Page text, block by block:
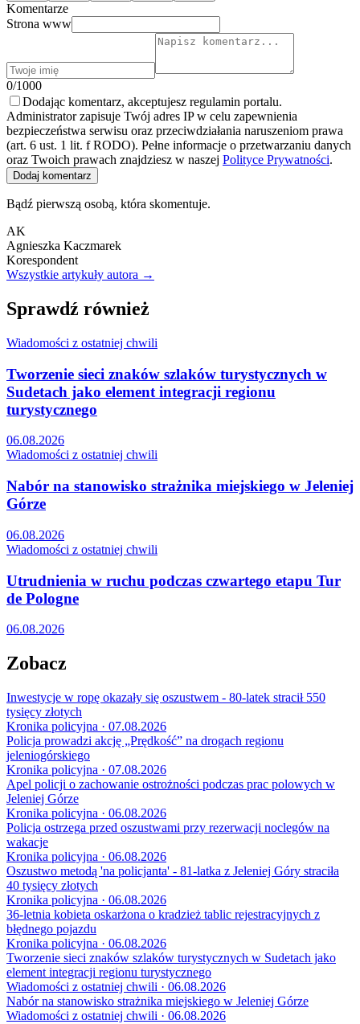
Komentarze
Strona www
0/1000
Dodając komentarz, akceptujesz regulamin portalu.
Administrator zapisuje Twój adres IP w celu zapewnienia
bezpieczeństwa serwisu oraz przeciwdziałania naruszeniom prawa
(art. 6 ust. 1 lit. f RODO). Pełne informacje o przetwarzaniu danych
oraz Twoich prawach znajdziesz w naszej Polityce Prywatności.
Dodaj komentarz
Bądź pierwszą osobą, która skomentuje.
AK
Agnieszka Kaczmarek
Korespondent
Wszystkie artykuły autora →
Sprawdź również
Wiadomości z ostatniej chwili
Tworzenie sieci znaków szlaków turystycznych w
Sudetach jako element integracji regionu
turystycznego
06.08.2026
Wiadomości z ostatniej chwili
Nabór na stanowisko strażnika miejskiego w Jeleniej
Górze
06.08.2026
Wiadomości z ostatniej chwili
Utrudnienia w ruchu podczas czwartego etapu Tur
de Pologne
06.08.2026
Zobacz
Inwestycje w ropę okazały się oszustwem - 80-latek stracił 550
tysięcy złotych
Kronika policyjna · 07.08.2026
Policja prowadzi akcję „Prędkość” na drogach regionu
jeleniogórskiego
Kronika policyjna · 07.08.2026
Apel policji o zachowanie ostrożności podczas prac polowych w
Jeleniej Górze
Kronika policyjna · 06.08.2026
Policja ostrzega przed oszustwami przy rezerwacji noclegów na
wakacje
Kronika policyjna · 06.08.2026
Oszustwo metodą 'na policjanta' - 81-latka z Jeleniej Góry straciła
40 tysięcy złotych
Kronika policyjna · 06.08.2026
36-letnia kobieta oskarżona o kradzież tablic rejestracyjnych z
błędnego pojazdu
Kronika policyjna · 06.08.2026
Tworzenie sieci znaków szlaków turystycznych w Sudetach jako
element integracji regionu turystycznego
Wiadomości z ostatniej chwili · 06.08.2026
Nabór na stanowisko strażnika miejskiego w Jeleniej Górze
Wiadomości z ostatniej chwili · 06.08.2026